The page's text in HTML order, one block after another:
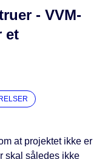
- VVM-
et
at projektet ikke er
skal således ikke